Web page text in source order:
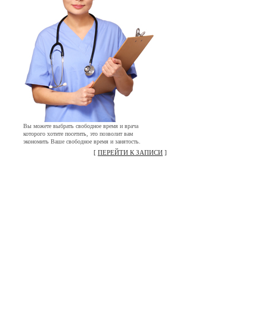
Вы можете выбрать свободное время и врача
которого хотите посетить, это позволит вам
экономить Ваше свободное время и занятость.
[ ПЕРЕЙТИ К ЗАПИСИ ]